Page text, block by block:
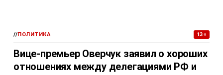
//ПОЛИТИКА 13+
Вице-премьер Оверчук заявил о хороших
отношениях между делегациями РФ и